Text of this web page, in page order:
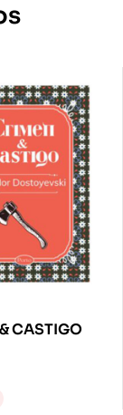
CASTIGO